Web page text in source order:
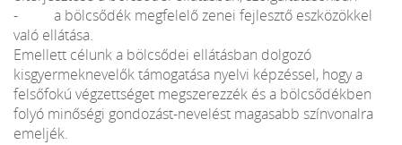
- a bölcsődék megfelelő zenei fejlesztő eszközökkel
való ellátása.
Emellett célunk a bölcsődei ellátásban dolgozó
kisgyermeknevelők támogatása nyelvi képzéssel, hogy a
felsőfokú végzettséget megszerezzék és a bölcsődékben
folyó minőségi gondozást-nevelést magasabb színvonalra
emeljék.